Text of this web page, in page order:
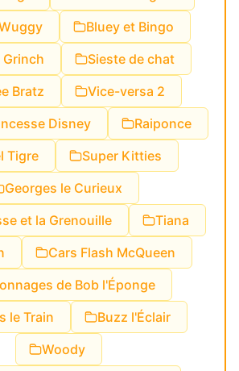
Bluey et Bingo
Grinch
Sieste de chat
Bratz
Vice-versa 2
Disney
Raiponce
Tigre
Super Kitties
Georges le Curieux
et la Grenouille
Tiana
Cars Flash McQueen
de Bob l'Éponge
le Train
Buzz l'Éclair
Woody